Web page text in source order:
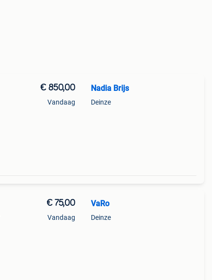
€ 850,00
Vandaag
Nadia Brijs
Deinze
€ 75,00
Vandaag
VaRo
Deinze